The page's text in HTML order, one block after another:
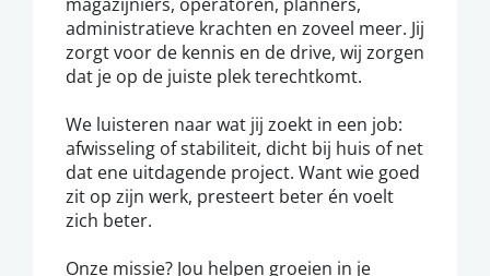
administratieve krachten en zoveel meer. Jij
zorgt voor de kennis en de drive, wij zorgen
dat je op de juiste plek terechtkomt.
We luisteren naar wat jij zoekt in een job:
afwisseling of stabiliteit, dicht bij huis of net
dat ene uitdagende project. Want wie goed
zit op zijn werk, presteert beter én voelt
zich beter.
Onze missie? Jou helpen groeien in je